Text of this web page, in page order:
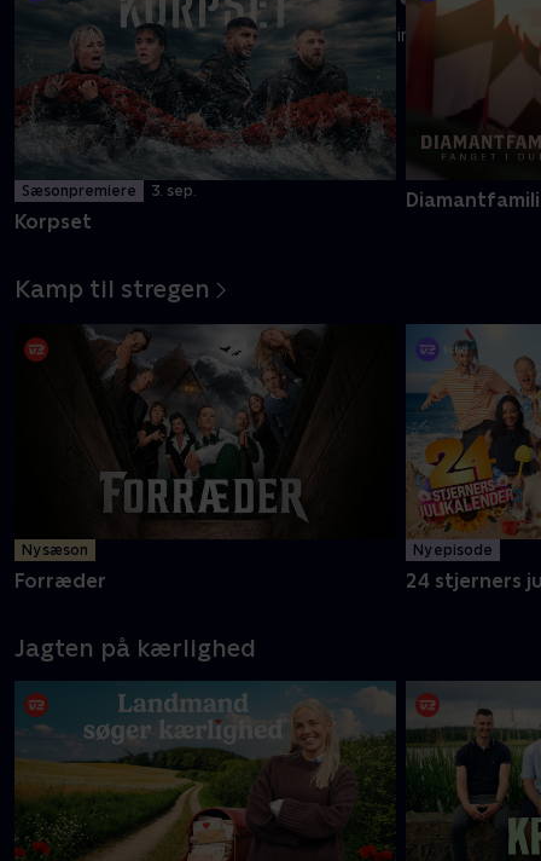
19 kendte flytter ind på et helt nyt gods, hvor intet er, som
det plejer at være
Mere info
Sæsonpremiere 3. sep.
Korpset
Kamp til stregen
Ny sæson
Forræder
Ny episode
24 stjerners
Jagten på kærlighed